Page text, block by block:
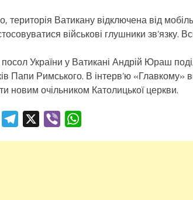
територія Ватикану відключена від
військові глушники
України у Ватикані Андрій Юраш
Папи Римського. В інтерв’ю «Главкому»
новим очільником Католицької церкви.
TwitterTelegram Viber